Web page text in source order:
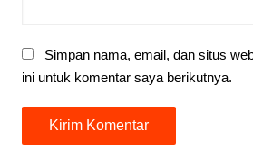
Simpan nama, email, dan situs
ini untuk komentar saya berikutnya.